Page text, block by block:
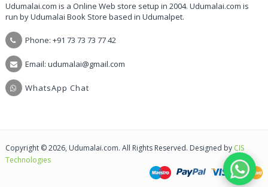
Udumalai.com is a Online Web store setup in 2004. Udumalai.com is
run by Udumalai Book Store based in Udumalpet.
Phone: +91 73 73 73 77 42
Email: udumalai@gmail.com
WhatsApp Chat
Copyright © 2026, Udumalai.com. All Rights Reserved. Designed by CIS
Technologies